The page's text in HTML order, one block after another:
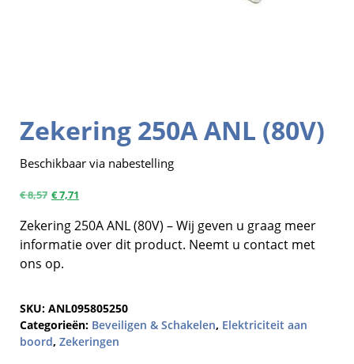
Zekering 250A ANL (80V)
Beschikbaar via nabestelling
€8,57 €7,71
Zekering 250A ANL (80V) – Wij geven u graag meer
informatie over dit product. Neemt u contact met
ons op.
SKU: ANL095805250
Categorieën: Beveiligen & Schakelen, Elektriciteit aan
boord, Zekeringen